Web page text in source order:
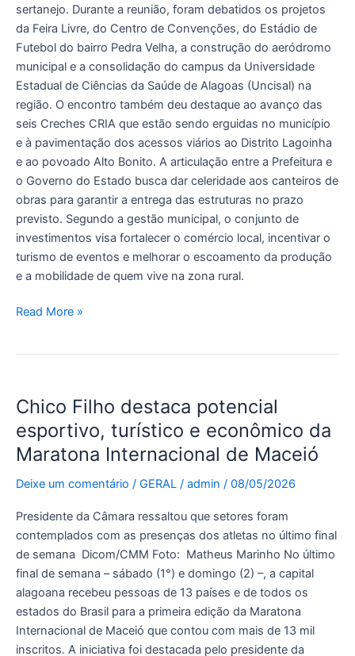
sertanejo. Durante a reunião, foram debatidos os projetos
da Feira Livre, do Centro de Convenções, do Estádio de
Futebol do bairro Pedra Velha, a construção do aeródromo
municipal e a consolidação do campus da Universidade
Estadual de Ciências da Saúde de Alagoas (Uncisal) na
região. O encontro também deu destaque ao avanço das
seis Creches CRIA que estão sendo erguidas no município
e à pavimentação dos acessos viários ao Distrito Lagoinha
e ao povoado Alto Bonito. A articulação entre a Prefeitura e
o Governo do Estado busca dar celeridade aos canteiros de
obras para garantir a entrega das estruturas no prazo
previsto. Segundo a gestão municipal, o conjunto de
investimentos visa fortalecer o comércio local, incentivar o
turismo de eventos e melhorar o escoamento da produção
e a mobilidade de quem vive na zona rural.
em
Delmiro
Gouveia
Read More »
Chico Filho destaca potencial
esportivo, turístico e econômico da
Maratona Internacional de Maceió
Deixe um comentário / GERAL / admin / 08/05/2026
Presidente da Câmara ressaltou que setores foram
contemplados com as presenças dos atletas no último final
de semana Dicom/CMM Foto: Matheus Marinho No último
final de semana – sábado (1°) e domingo (2) –, a capital
alagoana recebeu pessoas de 13 países e de todos os
estados do Brasil para a primeira edição da Maratona
Internacional de Maceió que contou com mais de 13 mil
inscritos. A iniciativa foi destacada pelo presidente da
Filho
destaca
potencial
esportivo,
turístico
econômico
da
Maratona
Internacional
de
Maceió